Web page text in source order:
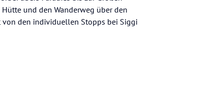
und den Wanderweg über den
den individuellen Stopps bei Siggi